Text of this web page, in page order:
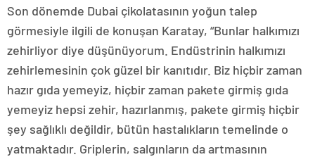
Son dönemde Dubai çikolatasının yoğun talep
görmesiyle ilgili de konuşan Karatay, “Bunlar halkımızı
zehirliyor diye düşünüyorum. Endüstrinin halkımızı
zehirlemesinin çok güzel bir kanıtıdır. Biz hiçbir zaman
hazır gıda yemeyiz, hiçbir zaman pakete girmiş gıda
yemeyiz hepsi zehir, hazırlanmış, pakete girmiş hiçbir
şey sağlıklı değildir, bütün hastalıkların temelinde o
yatmaktadır. Griplerin, salgınların da artmasının